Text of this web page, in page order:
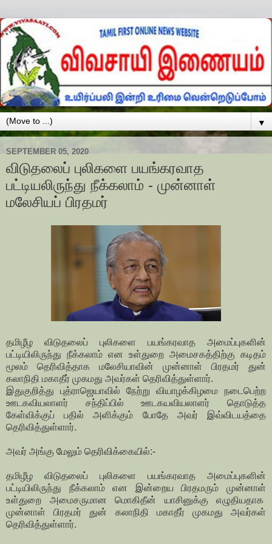
▼
SEPTEMBER 05, 2020
விடுதலைப் புலிகளை பயங்கரவாத
பட்டியலிருந்து நீக்கலாம் - முன்னாள்
மலேசியப் பிரதமர்
தமிழீழ விடுதலைப் புலிகளை பயங்கரவாத அமைப்புகளின்
பட்டியிலிருந்து நீக்கலாம் என உள்துறை அமைசகத்திற்கு கடிதம்
மூலம் தெரிவித்தாக மலேசியாவின் முன்னாள் பிரதமர் துன்
கலாநிதி மகாதீர் முகமது அவர்கள் தெரிவித்துள்ளார்.
இதுகுறித்து புத்ராஜெயாவில் நேற்று வியாழக்கிழமை நடைபெற்ற
ஊடகவியலாளர் சந்திப்பில் ஊடகயவியலாளர் தொடுத்த
கேள்விக்குப் பதில் அளிக்கும் போதே அவர் இவ்விடயத்தை
தெரிவித்துள்ளார்.
அவர் அங்கு மேலும் தெரிவிக்கையில்:-
தமிழீழ விடுதலைப் புலிகளை பயங்கரவாத அமைப்புகளின்
பட்டியிலிருந்து நீக்கலாம் என இன்றைய பிரதமரும் முன்னாள்
உள்துறை அமைசருமான மொகிதீன் யாசினுக்கு எழுதியதாக
முன்னாள் பிரதமர் துன் கலாநிதி மகாதீர் முகமது அவர்கள்
தெரிவித்துள்ளார்.